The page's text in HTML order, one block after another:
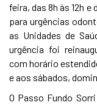
feira, das 8h às 12h e
para urgências
as Unidades de
urgência foi
com horário
e aos sábados,
O Passo Fundo